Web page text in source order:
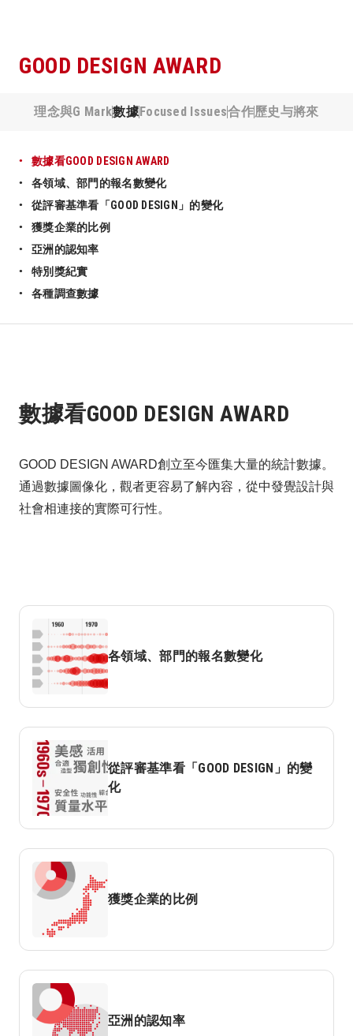
GOOD DESIGN AWARD
理念與G Mark數據Focused Issues合作歷史与將來
數據看GOOD DESIGN AWARD
各領域、部門的報名數變化
從評審基準看「GOOD DESIGN」的變化
獲獎企業的比例
亞洲的認知率
特別獎紀實
各種調查數據
數據看GOOD DESIGN AWARD
GOOD DESIGN AWARD創立至今匯集大量的統計數據。
通過數據圖像化，觀者更容易了解內容，從中發覺設計與
社會相連接的實際可行性。
各領域、部門的報名數變化
從評審基準看「GOOD DESIGN」的變
化
獲獎企業的比例
亞洲的認知率